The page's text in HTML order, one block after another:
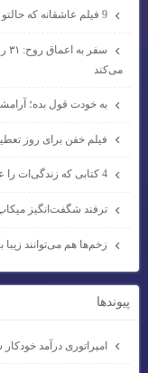
9 فیلم عاشقانه که حالتو عوض می‌کنن!
می‌کند
به خودت قول بده؛
فیلم خفن برای روز
4 کتابی که زندگی‌ات را عوض می‌کنند
ترفند شگفت‌انگیز
زخم‌ها هم می‌توانند
پيوندها
امپراتوری درآمد خودکار